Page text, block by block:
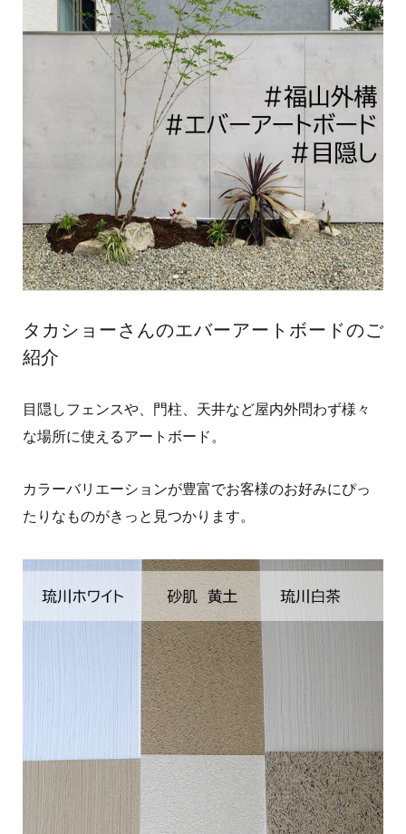
タカショーさんのエバーアートボードのご
紹介
目隠しフェンスや、門柱、天井など屋内外問わず様々
な場所に使えるアートボード。
カラーバリエーションが豊富でお客様のお好みにぴっ
たりなものがきっと見つかります。